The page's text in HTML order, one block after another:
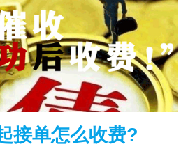
接单怎么收费?